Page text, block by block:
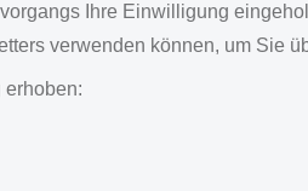
Ihre Einwilligung
verwenden können, um Sie
erhoben: